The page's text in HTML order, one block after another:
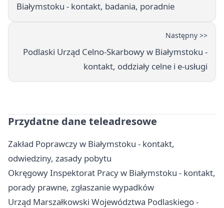
Białymstoku - kontakt, badania, poradnie
Następny >>
Podlaski Urząd Celno-Skarbowy w Białymstoku -
kontakt, oddziały celne i e-usługi
Przydatne dane teleadresowe
Zakład Poprawczy w Białymstoku - kontakt,
odwiedziny, zasady pobytu
Okręgowy Inspektorat Pracy w Białymstoku - kontakt,
porady prawne, zgłaszanie wypadków
Urząd Marszałkowski Województwa Podlaskiego -